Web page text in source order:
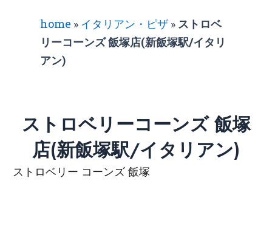
home » イタリアン・ピザ » ストロベ
リーコーンズ 飯塚店(新飯塚駅/イタリ
アン)
ストロベリーコーンズ 飯塚
店(新飯塚駅/イタリアン)
ストロベリー コーンズ 飯塚